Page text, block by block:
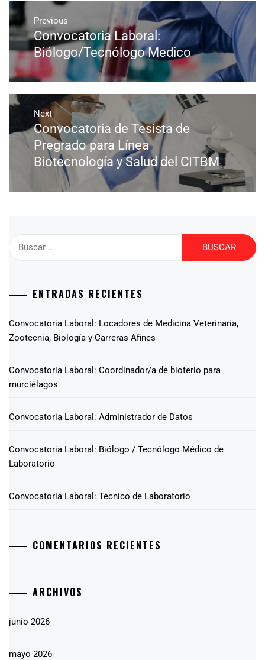
Previous
Convocatoria Laboral:
Biólogo/Tecnólogo Medico
Next
Convocatoria de Tesista de
Pregrado para Línea
Biotecnología y Salud del CITBM
ENTRADAS RECIENTES
Convocatoria Laboral: Locadores de Medicina Veterinaria,
Zootecnia, Biología y Carreras Afines
Convocatoria Laboral: Coordinador/a de bioterio para
murciélagos
Convocatoria Laboral: Administrador de Datos
Convocatoria Laboral: Biólogo / Tecnólogo Médico de
Laboratorio
Convocatoria Laboral: Técnico de Laboratorio
COMENTARIOS RECIENTES
ARCHIVOS
junio 2026
mayo 2026